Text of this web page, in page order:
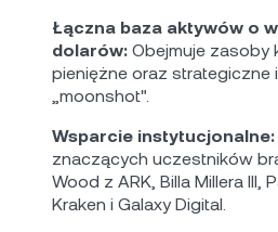
Łączna baza aktywów o
dolarów: Obejmuje zasoby
pieniężne oraz strategiczne
„moonshot".
Wsparcie instytucjonalne:
znaczących uczestników
Wood z ARK, Billa Millera III,
Kraken i Galaxy Digital.